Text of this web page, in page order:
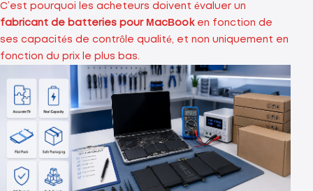
C’est pourquoi les acheteurs doivent évaluer un
fabricant de batteries pour MacBooken fonction de
ses capacités de contrôle qualité, et non uniquement en
fonction du prix le plus bas.